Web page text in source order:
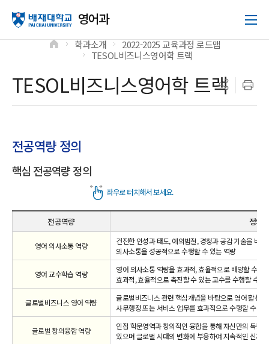
영어과
TESOL비즈니스영어학 트랙
학과소개
>
2022-2025 교육과정 로드맵
TESOL비즈니스영어학 트랙
전공역량 정의
핵심 전공역량 정의
전공역량 정의
영어 의사소통 역량
건전한 인성과 태도, 예의범절, 경청과 공감 기술을 바
의사소통을 성공적으로 수행할 수 있는 역량
영어 교수학습 역량
영어 의사소통 역량을 효과적, 효율적으로 배양할 수
효과적, 효율적으로 촉진할 수 있는 교수를 수행할 수 있
글로벌비즈니스 영어 역량
글로벌비즈니스 관련 핵심개념을 바탕으로 영어 활용
사무행정 또는 서비스 업무를 효과적으로 수행할 수 있
글로벌 창의융합 역량
인접 학문영역과 창의적인 융합을 통해 자신만의 독특
있으며 글로벌 시대의 변화에 부응하여 지속적인 신지